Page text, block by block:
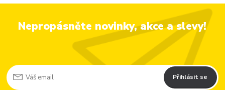
Nepropásněte novinky, akce a slevy!
Přihlásit se